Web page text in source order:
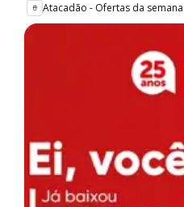
Atacadão - Ofertas da semana